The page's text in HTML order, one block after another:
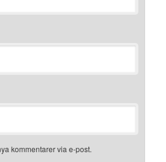
kommentarer via e-post.